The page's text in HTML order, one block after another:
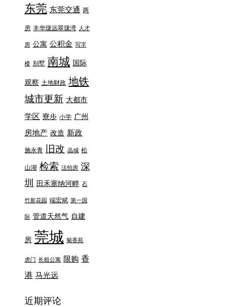
东莞 东莞交通 两
房 丰华珑远翠珑湾 人才
房 公寓 公积金 写字
楼 别墅 南城 国际
观察 土地财政 地铁
城市更新 大都市
学区 寮步 小学 广州
房地产 改造 新政
施永青 旧改 晶城 松
山湖 检索 法拍房 深
圳
田禾塞纳河畔 石
竹新花园 端宏斌 第一国
际 管道天然气 自建
房 莞城 菊香苑
虎门 长租公寓 限购 香
港 马光远
近期评论